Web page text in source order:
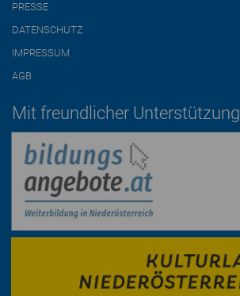
PRESSE
DATENSCHUTZ
IMPRESSUM
AGB
Mit freundlicher Unterstützung